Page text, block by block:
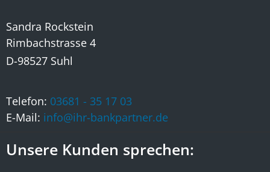
Sandra Rockstein
Rimbachstrasse 4
D-98527 Suhl
Telefon: 03681 - 35 17 03
E-Mail: info@ihr-bankpartner.de
Unsere Kunden sprechen: